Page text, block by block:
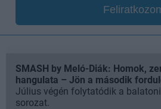
SMASH by Meló-Diák: Homok,
hangulata – Jön a második
Július végén folytatódik a
sorozat.